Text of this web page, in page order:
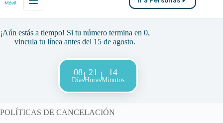
¡Aún estás a tiempo! Si tu número termina en 0,
vincula tu línea antes del 15 de agosto.
08
Días
21
Horas
14
Minutos
POLÍTICAS DE CANCELACIÓN